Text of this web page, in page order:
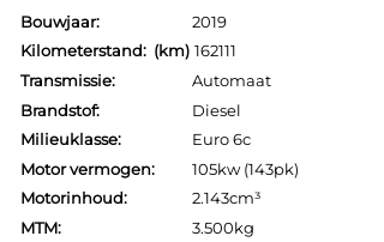
Bouwjaar:
2019
Kilometerstand: (km) 162111
Transmissie:
Automaat
Brandstof:
Milieuklasse:
Diesel
Euro 6c
Motor vermogen:
Motorinhoud:
105kw (143pk)
2.143cm³
MTM:
3.500kg